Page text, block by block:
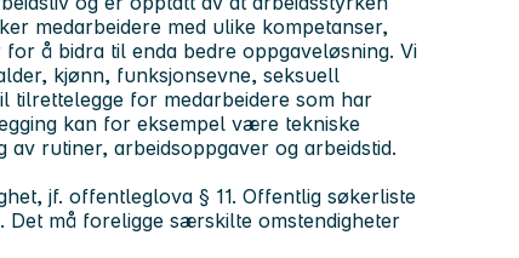
medarbeidere med ulike kompetanser,
å bidra til enda bedre oppgaveløsning. Vi
kjønn, funksjonsevne, seksuell
tilrettelegge for medarbeidere som har
kan for eksempel være tekniske
rutiner, arbeidsoppgaver og arbeidstid.
jf. offentleglova § 11. Offentlig søkerliste
må foreligge særskilte omstendigheter